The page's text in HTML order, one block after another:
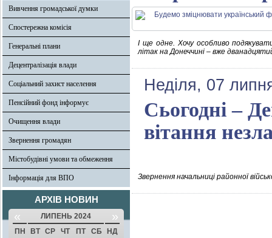
Вивчення громадської думки
Спостережна комісія
Генеральні плани
Децентралізація влади
Соціальний захист населення
Пенсійний фонд інформує
Очищення влади
Звернення громадян
Містобудівні умови та обмеження
Інформація для ВПО
АРХІВ НОВИН
« ЛИПЕНЬ 2024 »
ПН ВТ СР ЧТ ПТ СБ
НД
І ще одне. Хочу особливо
літак на Донеччині – вже дванадцятий
Неділя, 07
Сьогодні –
вітання
Звернення начальниці районної